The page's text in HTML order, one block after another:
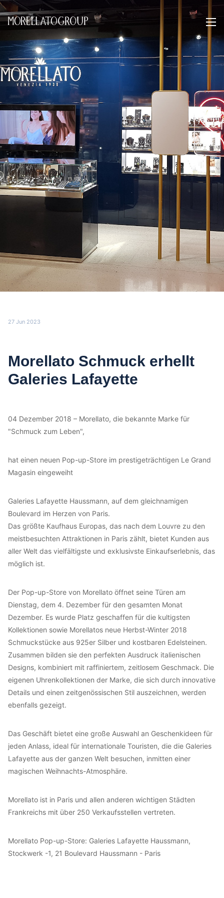
27 Jun 2023
Morellato Schmuck erhellt
Galeries Lafayette
04 Dezember 2018 – Morellato, die bekannte Marke für
"Schmuck zum Leben",
hat einen neuen Pop-up-Store im prestigeträchtigen Le Grand
Magasin eingeweiht
Galeries Lafayette Haussmann, auf dem gleichnamigen
Boulevard im Herzen von Paris.
Das größte Kaufhaus Europas, das nach dem Louvre zu den
meistbesuchten Attraktionen in Paris zählt, bietet Kunden aus
aller Welt das vielfältigste und exklusivste Einkaufserlebnis, das
möglich ist.
Der Pop-up-Store von Morellato öffnet seine Türen am
Dienstag, dem 4. Dezember für den gesamten Monat
Dezember. Es wurde Platz geschaffen für die kultigsten
Kollektionen sowie Morellatos neue Herbst-Winter 2018
Schmuckstücke aus 925er Silber und kostbaren Edelsteinen.
Zusammen bilden sie den perfekten Ausdruck italienischen
Designs, kombiniert mit raffiniertem, zeitlosem Geschmack. Die
eigenen Uhrenkollektionen der Marke, die sich durch innovative
Details und einen zeitgenössischen Stil auszeichnen, werden
ebenfalls gezeigt.
Das Geschäft bietet eine große Auswahl an Geschenkideen für
jeden Anlass, ideal für internationale Touristen, die die Galeries
Lafayette aus der ganzen Welt besuchen, inmitten einer
magischen Weihnachts-Atmosphäre.
Morellato ist in Paris und allen anderen wichtigen Städten
Frankreichs mit über 250 Verkaufsstellen vertreten.
Morellato Pop-up-Store: Galeries Lafayette Haussmann,
Stockwerk -1, 21 Boulevard Haussmann - Paris